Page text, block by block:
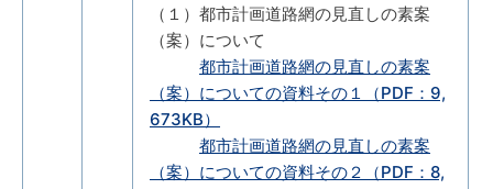
（１）都市計画道路網の見直しの素案
（案）について
都市計画道路網の見直しの素案
（案）についての資料その１（PDF：9,
673KB）
都市計画道路網の見直しの素案
（案）についての資料その２（PDF：8,